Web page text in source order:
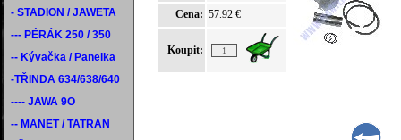
- STADION / JAWETA
--- PÉRÁK 250 / 350
-- Kývačka / Panelka
-TŘINDA 634/638/640
---- JAWA 9O
-- MANET / TATRAN
Cena: 57.92 €
Koupit: